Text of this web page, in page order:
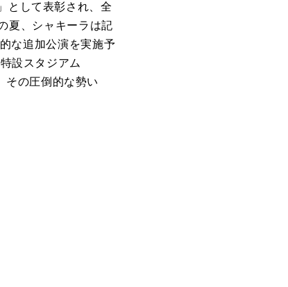
として表彰され、全
夏、シャキーラは記
な追加公演を実施予
設スタジアム
その圧倒的な勢い